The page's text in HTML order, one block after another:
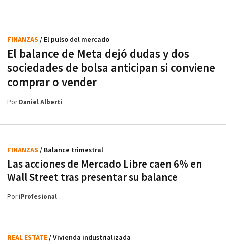
El balance de Meta dejó dudas y dos
sociedades de bolsa anticipan si conviene
comprar o vender
FINANZAS / El pulso del mercado
PorDaniel Alberti
Las acciones de Mercado Libre caen 6% en
Wall Street tras presentar su balance
FINANZAS / Balance trimestral
PoriProfesional
REAL ESTATE/ Vivienda industrializada